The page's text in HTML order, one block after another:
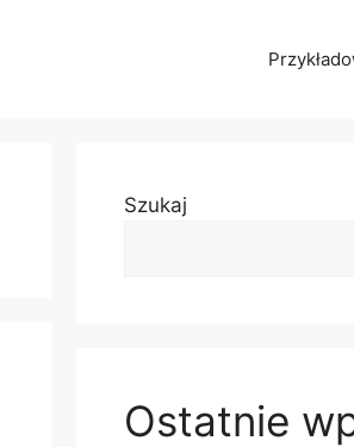
Szukaj
Ostatnie